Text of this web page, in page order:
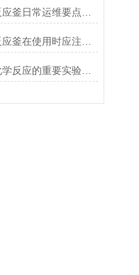
实验室反应釜：化学反应的重要实验工具